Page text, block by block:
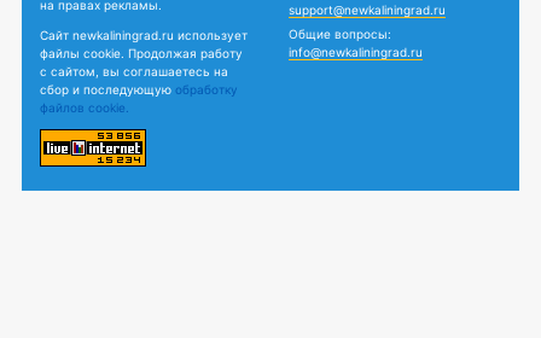
на правах рекламы.
Сайт newkaliningrad.ru использует
файлы cookie. Продолжая работу
с сайтом, вы соглашаетесь на
сбор и последующую обработку
файлов cookie.
support@newkaliningrad.ru
Общие вопросы:
info@newkaliningrad.ru